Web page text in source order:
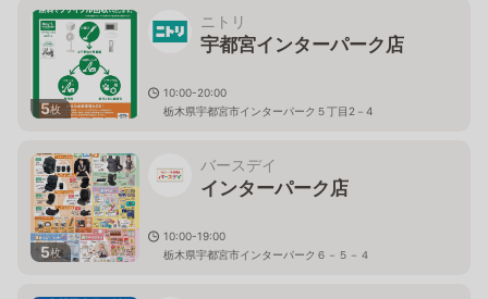
5枚
ニトリ
宇都宮インターパーク店
10:00-20:00
栃木県宇都宮市インターパーク５丁目2－4
5枚
バースデイ
インターパーク店
10:00-19:00
栃木県宇都宮市インターパーク６－５－４